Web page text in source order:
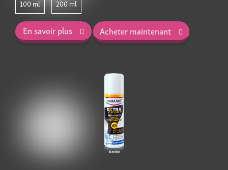
100 200
En savoir plus Acheter maintenant